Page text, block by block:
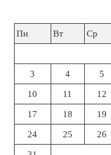
Пн
Вт Ср
3 4 5
10 11 12
17 18 19
24 25 26